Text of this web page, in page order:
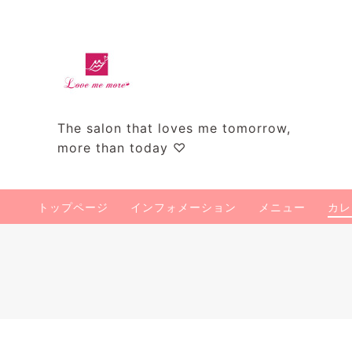
The salon that loves me tomorrow,
more than today ♡
トップページ インフォメーション メニュー カ